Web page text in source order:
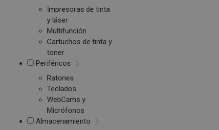
Impresoras de tinta
y láser
Multifunción
Cartuchos de tinta y
toner
Periféricos
Ratones
Teclados
WebCams y
Micrófonos
Almacenamiento